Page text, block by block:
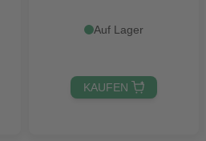
Auf Lager